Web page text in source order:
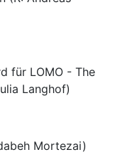
für LOMO - The
Langhof)
Mortezai)